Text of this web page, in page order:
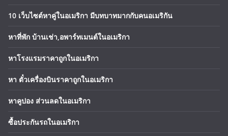
10 เว็บไซต์หาคู่ในอเมริกา มีบทบาทมากกับคนอเมริกัน
หาที่พัก บ้านเช่า,อพาร์ทเมนต์ในอเมริกา
หาโรงแรมราคาถูกในอเมริกา
หา ตั๋วเครื่องบินราคาถูกในอเมริกา
หาคูปอง ส่วนลดในอเมริกา
ซื้อประกันรถในอเมริกา